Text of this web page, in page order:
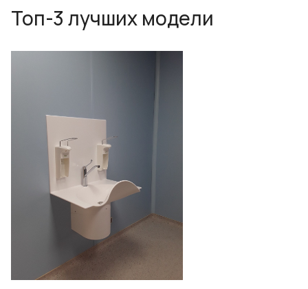
Топ-3 лучших модели